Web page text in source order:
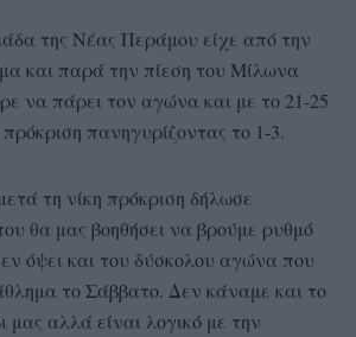
της Νέας Περάμου είχε από την
και παρά την πίεση του Μίλωνα
να πάρει τον αγώνα και με το 21-25
πανηγυρίζοντας το 1-3.
τη νίκη πρόκριση δήλωσε
θα μας βοηθήσει να βρούμε ρυθμό
όψει και του δύσκολου αγώνα που
το Σάββατο. Δεν κάναμε και το
μας αλλά είναι λογικό με την